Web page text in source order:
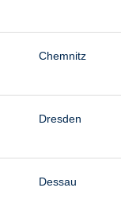
Chemnitz
Dresden
Dessau